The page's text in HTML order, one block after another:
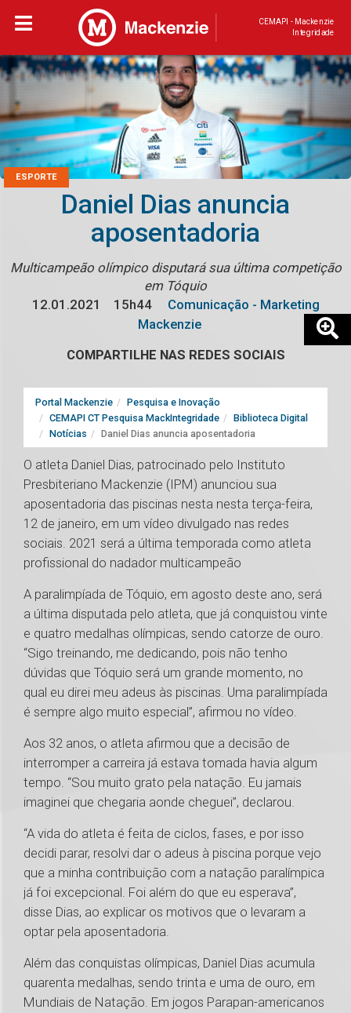
CEMAPI - Mackenzie
Integridade
ESPORTE
Daniel Dias anuncia
aposentadoria
Multicampeão olímpico disputará sua última competição
em Tóquio
12.01.2021
15h44
Comunicação - Marketing
Mackenzie
COMPARTILHE NAS REDES SOCIAIS
Portal Mackenzie
Pesquisa e Inovação
CEMAPI CT Pesquisa MackIntegridade
Biblioteca Digital
Notícias
Daniel Dias anuncia aposentadoria
O atleta Daniel Dias, patrocinado pelo Instituto
Presbiteriano Mackenzie (IPM) anunciou sua
aposentadoria das piscinas nesta nesta terça-feira,
12 de janeiro, em um vídeo divulgado nas redes
sociais. 2021 será a última temporada como atleta
profissional do nadador multicampeão
A paralimpíada de Tóquio, em agosto deste ano, será
a última disputada pelo atleta, que já conquistou vinte
e quatro medalhas olímpicas, sendo catorze de ouro.
“Sigo treinando, me dedicando, pois não tenho
dúvidas que Tóquio será um grande momento, no
qual eu direi meu adeus às piscinas. Uma paralimpíada
é sempre algo muito especial”, afirmou no vídeo.
Aos 32 anos, o atleta afirmou que a decisão de
interromper a carreira já estava tomada havia algum
tempo. “Sou muito grato pela natação. Eu jamais
imaginei que chegaria aonde cheguei”, declarou.
“A vida do atleta é feita de ciclos, fases, e por isso
decidi parar, resolvi dar o adeus à piscina porque vejo
que a minha contribuição com a natação paralímpica
já foi excepcional. Foi além do que eu esperava”,
disse Dias, ao explicar os motivos que o levaram a
optar pela aposentadoria.
Além das conquistas olímpicas, Daniel Dias acumula
quarenta medalhas, sendo trinta e uma de ouro, em
Mundiais de Natação. Em jogos Parapan-americanos